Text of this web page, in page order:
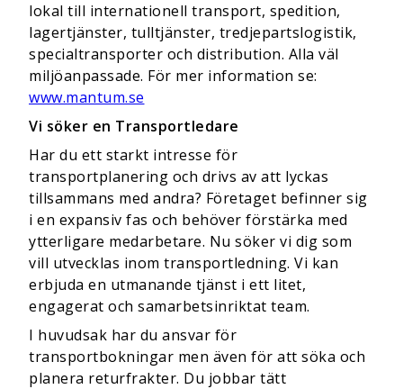
lokal till internationell transport, spedition,
lagertjänster, tulltjänster, tredjepartslogistik,
specialtransporter och distribution. Alla väl
miljöanpassade. För mer information se:
www.mantum.se
Vi söker en Transportledare
Har du ett starkt intresse för
transportplanering och drivs av att lyckas
tillsammans med andra? Företaget befinner sig
i en expansiv fas och behöver förstärka med
ytterligare medarbetare. Nu söker vi dig som
vill utvecklas inom transportledning. Vi kan
erbjuda en utmanande tjänst i ett litet,
engagerat och samarbetsinriktat team.
I huvudsak har du ansvar för
transportbokningar men även för att söka och
planera returfrakter. Du jobbar tätt